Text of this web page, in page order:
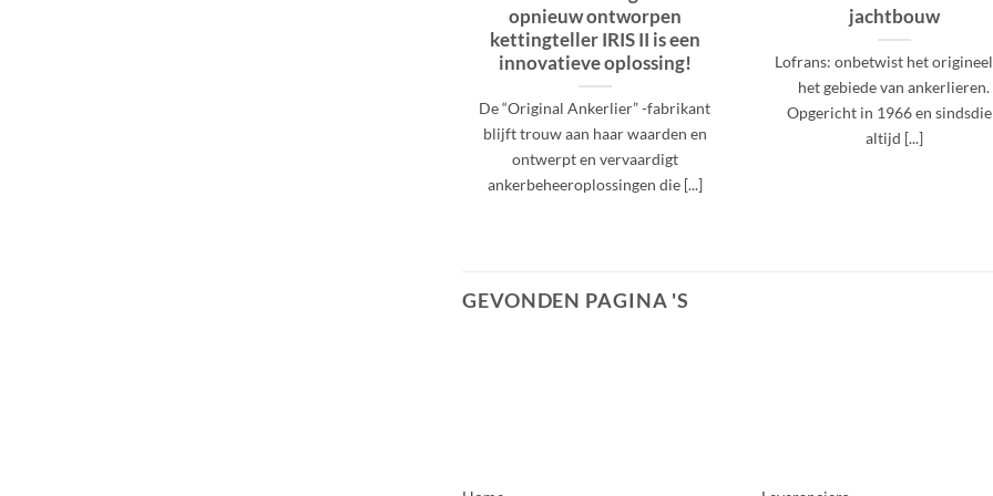
opnieuw ontworpen
kettingteller IRIS II is een
innovatieve oplossing!
De “Original Ankerlier” -fabrikant
blijft trouw aan haar waarden en
ontwerpt en vervaardigt
ankerbeheeroplossingen die [...]
jachtbouw
Lofrans: onbetwist het
het gebiede van ankerlieren.
Opgericht in 1966 en
altijd [...]
GEVONDEN PAGINA 'S